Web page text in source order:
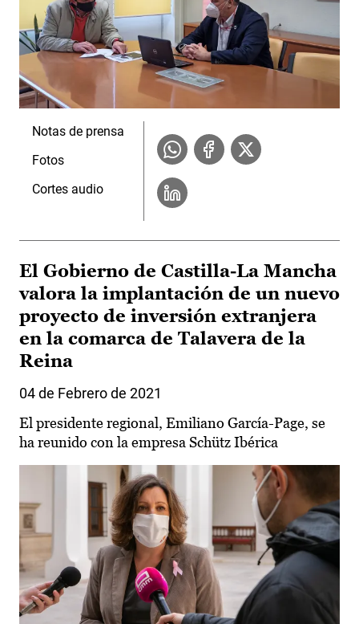
Notas de prensa
Fotos
Cortes audio
El Gobierno de Castilla-La Mancha
valora la implantación de un nuevo
proyecto de inversión extranjera
en la comarca de Talavera de la
Reina
04 de Febrero de 2021
El presidente regional, Emiliano García-Page, se
ha reunido con la empresa Schütz Ibérica